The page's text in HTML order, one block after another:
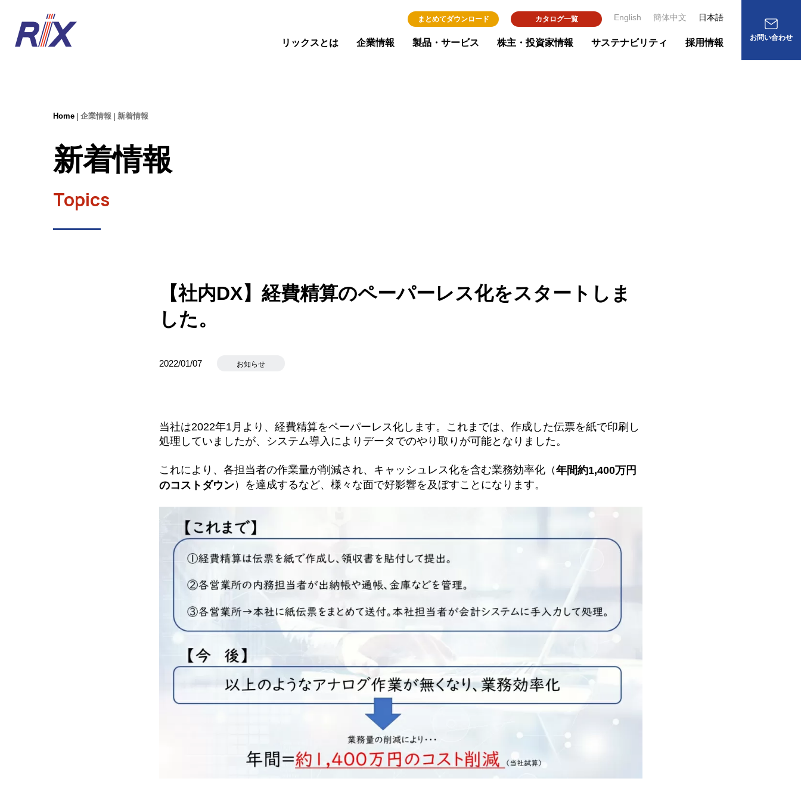
日本語
簡体中文
English
カタログ一覧
まとめてダウンロード
リックスとは 企業情報 製品・サービス 株主・投資家情報 サステナビリティ 採用情報 お問い合わせ
Home 企業情報 新着情報
新着情報
Topics
【社内DX】経費精算のペーパーレス化をスタートしま
した。
2022/01/07 お知らせ
当社は2022年1月より、経費精算をペーパーレス化します。これまでは、作成した伝票を紙で印刷し
処理していましたが、システム導入によりデータでのやり取りが可能となりました。
これにより、各担当者の作業量が削減され、キャッシュレス化を含む業務効率化（年間約1,400万円
のコストダウン）を達成するなど、様々な面で好影響を及ぼすことになります。